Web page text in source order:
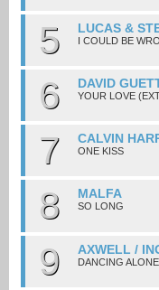
5 LUCAS &
I COULD BE
6 DAVID
YOUR LOVE
7 CALVIN
ONE KISS
8 MALFA
SO LONG
9 AXWELL /
DANCING